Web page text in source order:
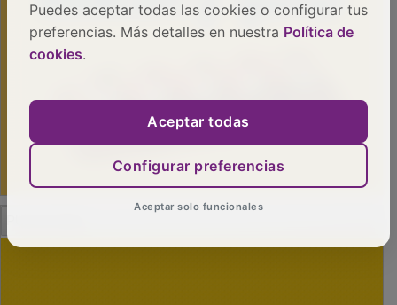
Puedes aceptar todas las cookies o configurar tus
preferencias. Más detalles en nuestra Política de
cookies.
Aceptar todas
Configurar preferencias
Aceptar solo funcionales